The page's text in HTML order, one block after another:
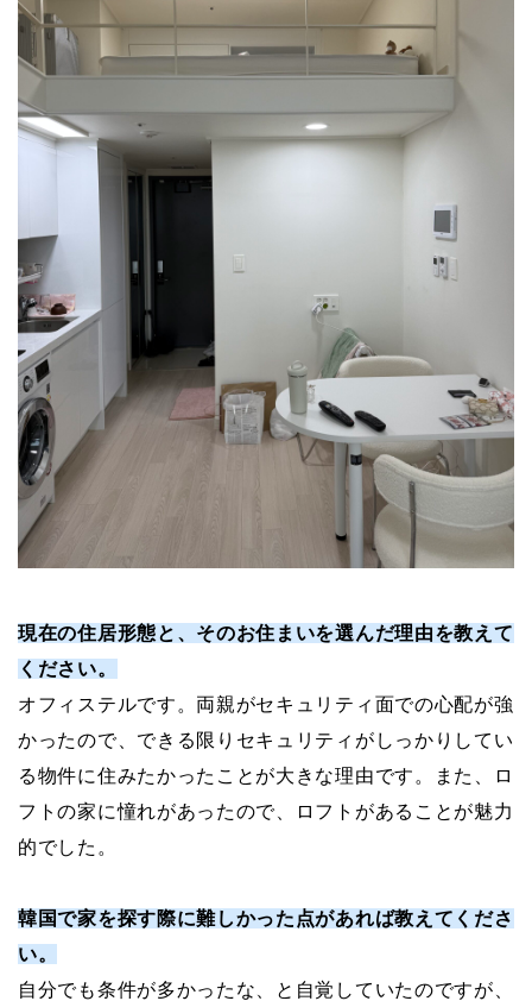
現在の住居形態と、そのお住まいを選んだ理由を教えて
ください。
オフィステルです。両親がセキュリティ面での心配が強
かったので、できる限りセキュリティがしっかりしてい
る物件に住みたかったことが大きな理由です。また、ロ
フトの家に憧れがあったので、ロフトがあることが魅力
的でした。
韓国で家を探す際に難しかった点があれば教えてくださ
い。
自分でも条件が多かったな、と自覚していたのですが、